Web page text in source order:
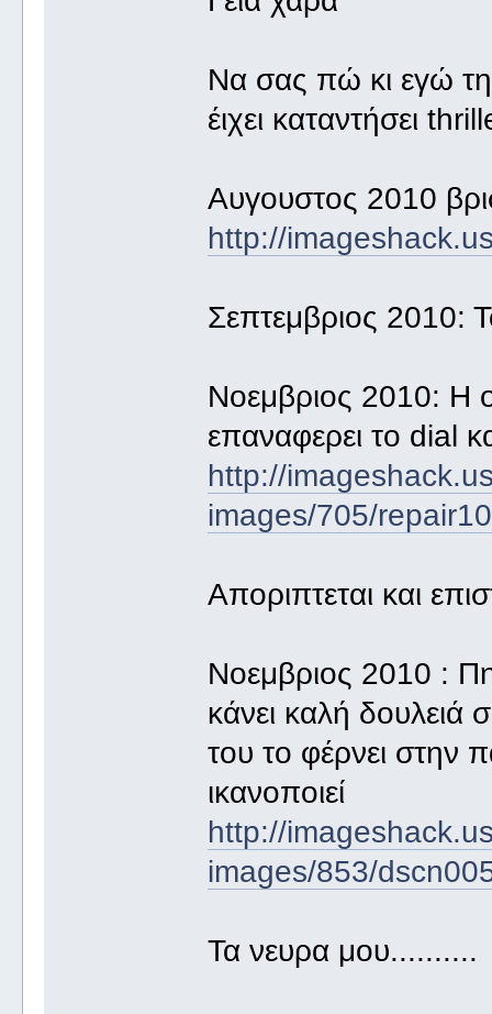
Να σας πώ κι εγώ
έιχει καταντήσει
Αυγουστος 2010
http://
Σεπτεμβριος 2010:
Νοεμβριος 2010: Η
επαναφερει το dial
http://
images/705/
Αποριπτεται και
Νοεμβριος 2010 :
κάνει καλή
του το φέρνει
ικανοποιεί
http://
images/853/
Τα νευρα μου..........